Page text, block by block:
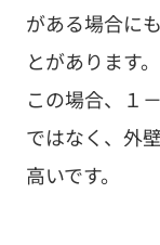
がある場合に
とがあります。
この場合、１
ではなく、外
高いです。